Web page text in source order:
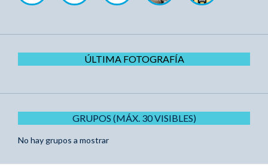
ÚLTIMA FOTOGRAFÍA
GRUPOS (MÁX. 30 VISIBLES)
No hay grupos a mostrar